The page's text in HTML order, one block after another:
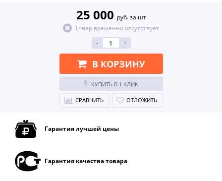
25 000 руб. за шт
Товар временно отсутствует
-
+
В КОРЗИНУ
КУПИТЬ В 1 КЛИК
СРАВНИТЬ ОТЛОЖИТЬ
Гарантия лучшей цены
Гарантия качества товара